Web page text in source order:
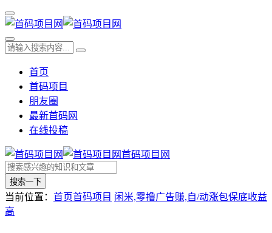
首页
首码项目
朋友圈
最新首码网
在线投稿
首码项目网
搜索一下
当前位置： 首页首码项目 闲米,零撸广告赚,自/动涨包保底收益
高